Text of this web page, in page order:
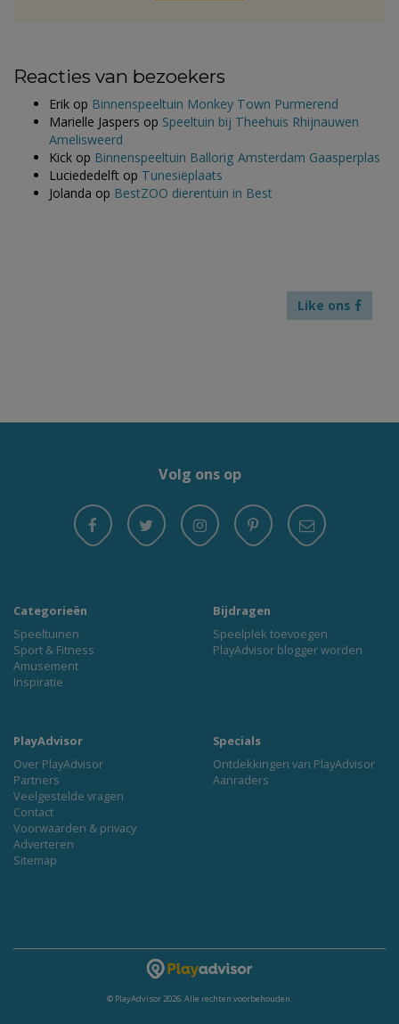
Reacties van bezoekers
Erik op Binnenspeeltuin Monkey Town Purmerend
Marielle Jaspers op Speeltuin bij Theehuis Rhijnauwen
Amelisweerd
Kick op Binnenspeeltuin Ballorig Amsterdam Gaasperplas
Luciededelft op Tunesiëplaats
Jolanda op BestZOO dierentuin in Best
Like ons
Volg ons op
Categorieën
Speeltuinen
Sport & Fitness
Amusement
Inspiratie
Bijdragen
Speelplek toevoegen
PlayAdvisor blogger worden
PlayAdvisor
Over PlayAdvisor
Partners
Veelgestelde vragen
Contact
Voorwaarden & privacy
Adverteren
Sitemap
Specials
Ontdekkingen van PlayAdvisor
Aanraders
© PlayAdvisor 2026. Alle rechten voorbehouden.